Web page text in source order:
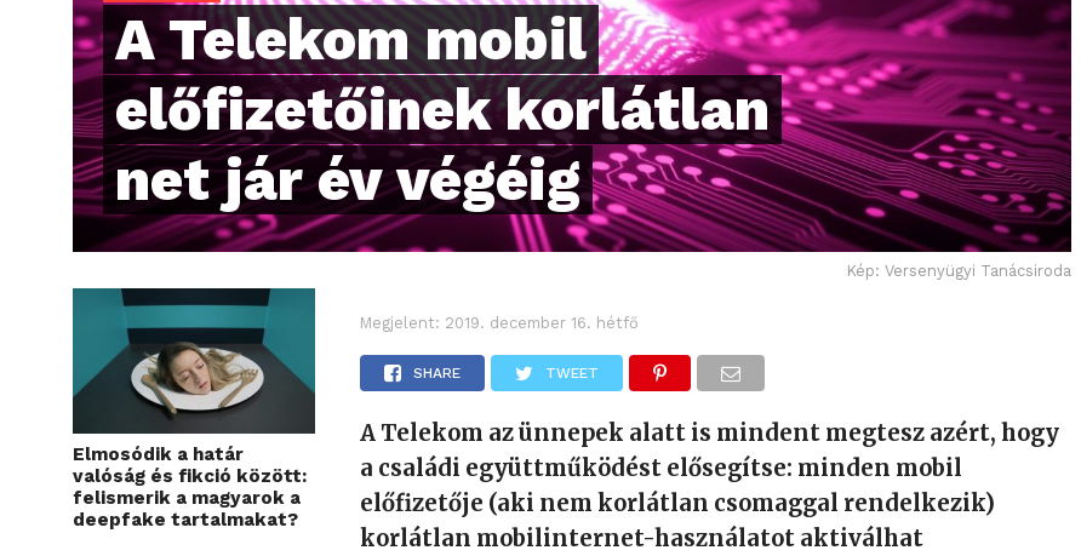
A Telekom mobil
előfizetőinek korlátlan
net jár év végéig
Elmosódik a határ
valóság és fikció között:
felismerik a magyarok a
deepfake tartalmakat?
Kép: Versenyügyi Tanácsiroda
Megjelent: 2019. december 16. hétfő
SHARE TWEET
A Telekom az ünnepek alatt is mindent megtesz azért, hogy
a családi együttműködést elősegítse: minden mobil
előfizetője (aki nem korlátlan csomaggal rendelkezik)
korlátlan mobilinternet-használatot aktiválhat